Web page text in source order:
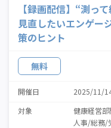
【録画配信】“測っ
見直したいエンゲー
策のヒント
無料
開催日
2025/11/
対象
健康経営部
人事/総務/